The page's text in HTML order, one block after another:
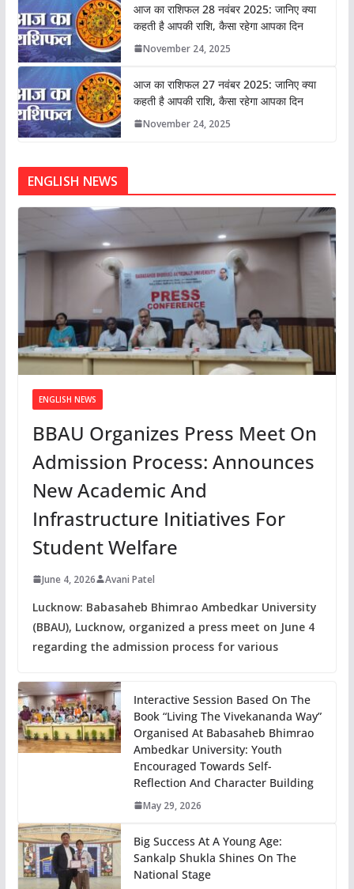
आज का राशिफल 28 नवंबर 2025: जानिए क्या
कहती है आपकी राशि, कैसा रहेगा आपका दिन
November 24, 2025
आज का राशिफल 27 नवंबर 2025: जानिए क्या
कहती है आपकी राशि, कैसा रहेगा आपका दिन
November 24, 2025
ENGLISH NEWS
ENGLISH NEWS
BBAU Organizes Press Meet On
Admission Process: Announces
New Academic And
Infrastructure Initiatives For
Student Welfare
June 4, 2026 Avani Patel
Lucknow: Babasaheb Bhimrao Ambedkar University
(BBAU), Lucknow, organized a press meet on June 4
regarding the admission process for various
Interactive Session Based On The
Book “Living The Vivekananda Way”
Organised At Babasaheb Bhimrao
Ambedkar University: Youth
Encouraged Towards Self-
Reflection And Character Building
May 29, 2026
Big Success At A Young Age:
Sankalp Shukla Shines On The
National Stage